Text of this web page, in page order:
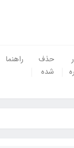
حذف
شده
راهنما